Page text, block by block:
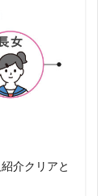
介クリアと